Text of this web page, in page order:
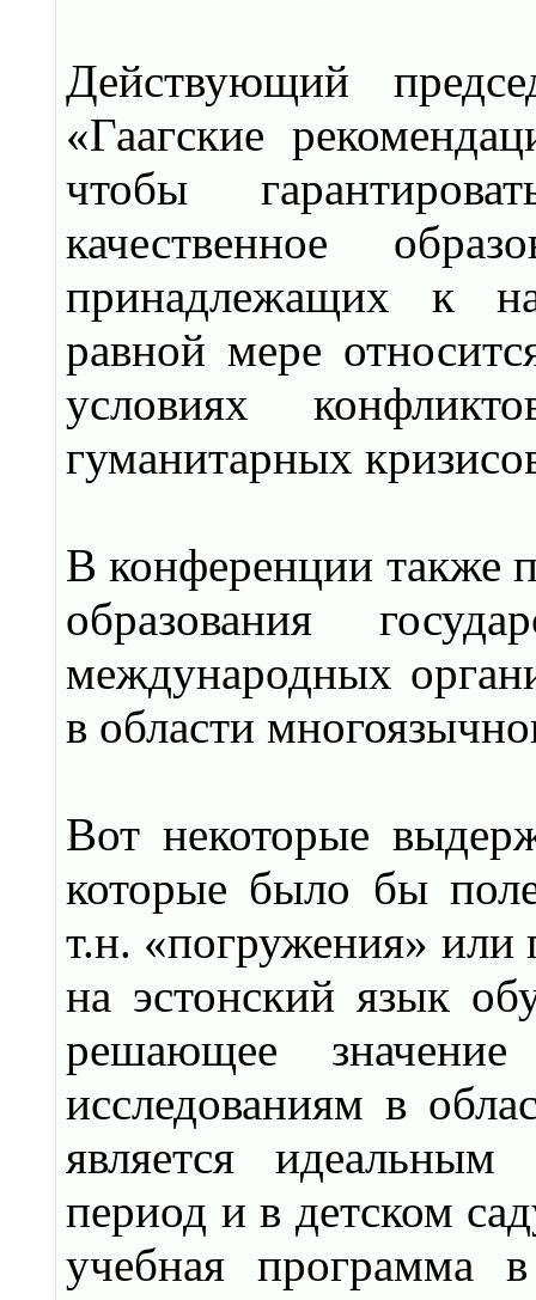
Действующий
«Гаагские
чтобы
качественное
принадлежащих к
равной мере
условиях
гуманитарных
В конференции также
образования
международных
в области
Вот некоторые
которые было бы
т.н. «погружения» или
на эстонский язык
решающее
исследованиям в
является
период и в детском
учебная программа